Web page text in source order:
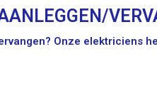
Onze elektriciens